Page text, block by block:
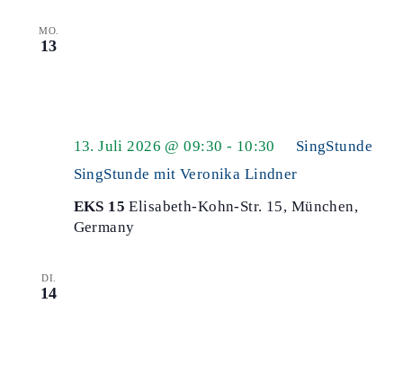
MO.
13
SingStunde mit Veronika Lindner
13. Juli 2026 @ 09:30 - 10:30 SingStunde
EKS 15Elisabeth-Kohn-Str. 15, München,
Germany
DI.
14